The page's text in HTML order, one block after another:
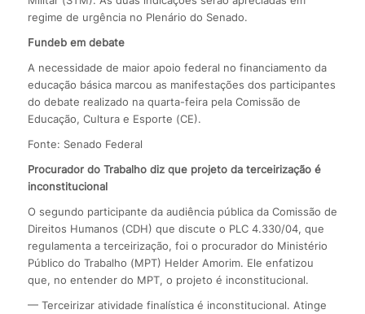
regime de urgência no Plenário do Senado.
Fundeb em debate
A necessidade de maior apoio federal no financiamento da
educação básica marcou as manifestações dos participantes
do debate realizado na quarta-feira pela Comissão de
Educação, Cultura e Esporte (CE).
Fonte: Senado Federal
Procurador do Trabalho diz que projeto da terceirização é
inconstitucional
O segundo participante da audiência pública da Comissão de
Direitos Humanos (CDH) que discute o PLC 4.330/04, que
regulamenta a terceirização, foi o procurador do Ministério
Público do Trabalho (MPT) Helder Amorim. Ele enfatizou
que, no entender do MPT, o projeto é inconstitucional.
— Terceirizar atividade finalística é inconstitucional. Atinge